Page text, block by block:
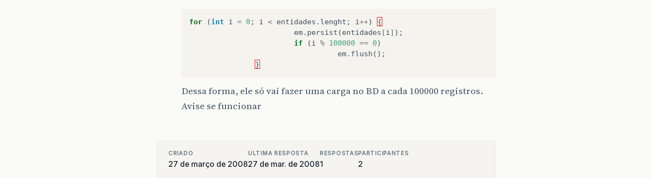
for (int i = 0 ; i < entidades . lenght ; i++)
{
em. persist (entidades [i ] );
if
(i % 100000 == 0)
em. flush ();
}
Dessa forma, ele só vai fazer uma carga no BD a cada 100000 registros.
Avise se funcionar
CRIADO
27 de março de 2008
ULTIMA RESPOSTA
27 de mar. de 2008
RESPOSTAS
1
PARTICIPANTES
2